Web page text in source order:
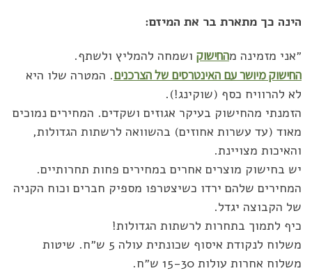
הינה כך מתארת בר את המיזם:
״אני מזמינה מהחישוק ושמחה להמליץ ולשתף.
החישוק מיושר עם האינטרסים של הצרכנים. המטרה שלו היא
לא להרוויח כסף (שוקינג!).
הזמנתי מהחישוק בעיקר אגוזים ושקדים. המחירים נמוכים
מאוד (עד עשרות אחוזים) בהשוואה לרשתות הגדולות,
והאיכות מצויינת.
יש בחישוק מוצרים אחרים במחירים פחות תחרותיים.
המחירים שלהם ירדו כשיצטרפו מספיק חברים וכוח הקניה
של הקבוצה יגדל.
כיף לתמוך בתחרות לרשתות הגדולות!
משלוח לנקודת איסוף שכונתית עולה 5 ש״ח. שיטות
משלוח אחרות עולות 15-30 ש״ח.